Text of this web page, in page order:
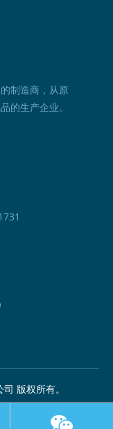
制造商，从原
的生产企业。
版权所有。